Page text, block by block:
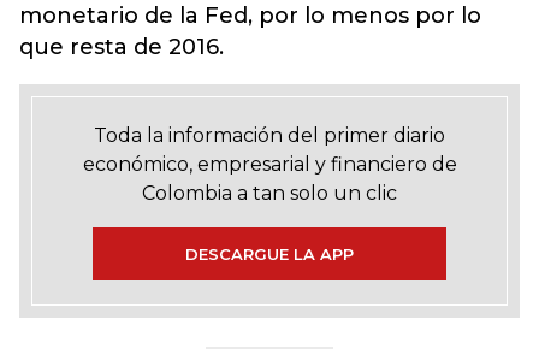
monetario de la Fed, por lo menos por lo
que resta de 2016.
Toda la información del primer diario
económico, empresarial y financiero de
Colombia a tan solo un clic
DESCARGUE LA APP